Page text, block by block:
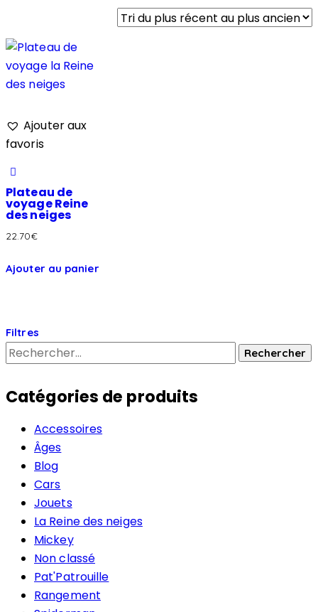
Ajouter aux
favoris
Plateau de
voyage Reine
des neiges
22.70€
Ajouter au panier
Filtres
Catégories de produits
Accessoires
Âges
Blog
Cars
Jouets
La Reine des neiges
Mickey
Non classé
Pat'Patrouille
Rangement